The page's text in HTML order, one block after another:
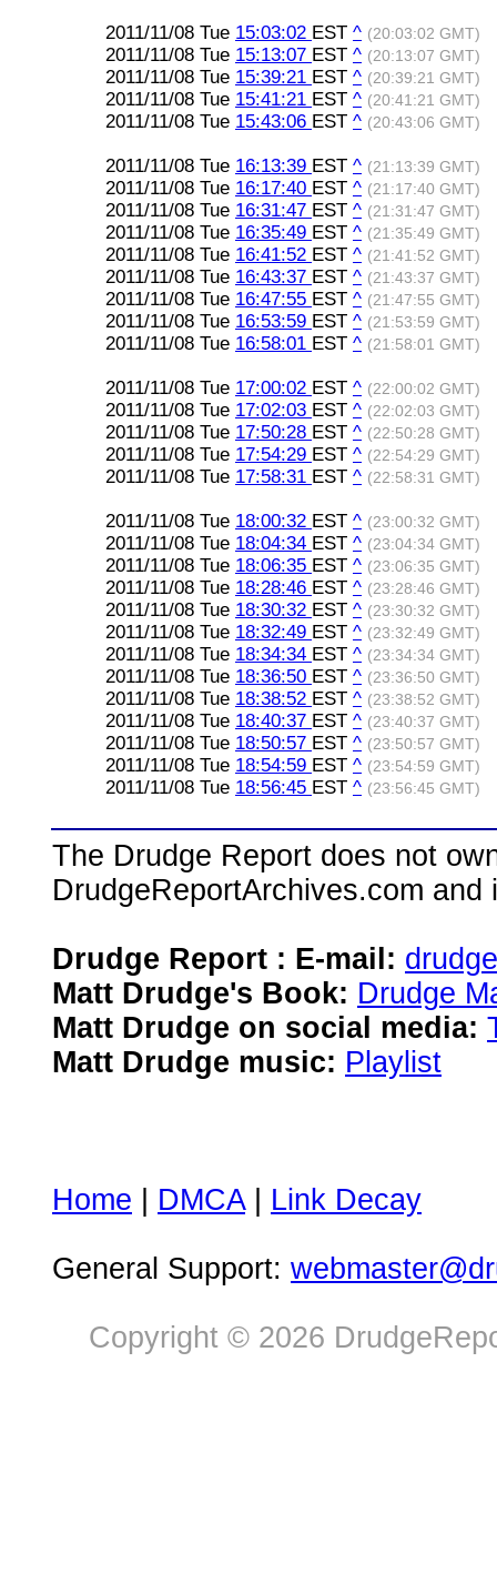
2011/11/08 Tue 15:03:02 EST ^ (20:03:02 GMT)
2011/11/08 Tue 15:13:07 EST ^ (20:13:07 GMT)
2011/11/08 Tue 15:39:21 EST ^ (20:39:21 GMT)
2011/11/08 Tue 15:41:21 EST ^ (20:41:21 GMT)
2011/11/08 Tue 15:43:06 EST ^ (20:43:06 GMT)
2011/11/08 Tue 16:13:39 EST ^ (21:13:39 GMT)
2011/11/08 Tue 16:17:40 EST ^ (21:17:40 GMT)
2011/11/08 Tue 16:31:47 EST ^ (21:31:47 GMT)
2011/11/08 Tue 16:35:49 EST ^ (21:35:49 GMT)
2011/11/08 Tue 16:41:52 EST ^ (21:41:52 GMT)
2011/11/08 Tue 16:43:37 EST ^ (21:43:37 GMT)
2011/11/08 Tue 16:47:55 EST ^ (21:47:55 GMT)
2011/11/08 Tue 16:53:59 EST ^ (21:53:59 GMT)
2011/11/08 Tue 16:58:01 EST ^ (21:58:01 GMT)
2011/11/08 Tue 17:00:02 EST ^ (22:00:02 GMT)
2011/11/08 Tue 17:02:03 EST ^ (22:02:03 GMT)
2011/11/08 Tue 17:50:28 EST ^ (22:50:28 GMT)
2011/11/08 Tue 17:54:29 EST ^ (22:54:29 GMT)
2011/11/08 Tue 17:58:31 EST ^ (22:58:31 GMT)
2011/11/08 Tue 18:00:32 EST ^ (23:00:32 GMT)
2011/11/08 Tue 18:04:34 EST ^ (23:04:34 GMT)
2011/11/08 Tue 18:06:35 EST ^ (23:06:35 GMT)
2011/11/08 Tue 18:28:46 EST ^ (23:28:46 GMT)
2011/11/08 Tue 18:30:32 EST ^ (23:30:32 GMT)
2011/11/08 Tue 18:32:49 EST ^ (23:32:49 GMT)
2011/11/08 Tue 18:34:34 EST ^ (23:34:34 GMT)
2011/11/08 Tue 18:36:50 EST ^ (23:36:50 GMT)
2011/11/08 Tue 18:38:52 EST ^ (23:38:52 GMT)
2011/11/08 Tue 18:40:37 EST ^ (23:40:37 GMT)
2011/11/08 Tue 18:50:57 EST ^ (23:50:57 GMT)
2011/11/08 Tue 18:54:59 EST ^ (23:54:59 GMT)
2011/11/08 Tue 18:56:45 EST ^ (23:56:45 GMT)
The Drudge Report does not
DrudgeReportArchives.com
Drudge Report : E-mail:
Matt Drudge's Book: Drudge
Matt Drudge on social media:
Matt Drudge music: Playlist
Home DMCA| Link Decay
General Support:
Copyright © 2026